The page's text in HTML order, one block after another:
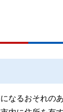
なるおそれの